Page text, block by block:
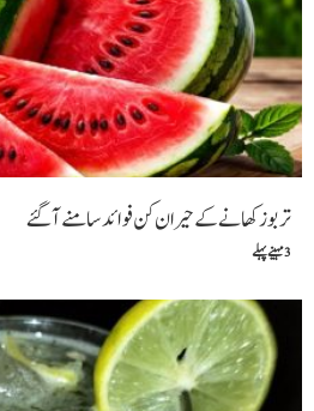
تربوز کھانے کے حیران کن فوائد سامنے آگئے
3 مہینے پہلے